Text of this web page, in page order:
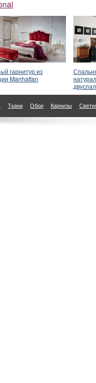
гарнитур из
Manhattan
Ткани Обои Карнизы